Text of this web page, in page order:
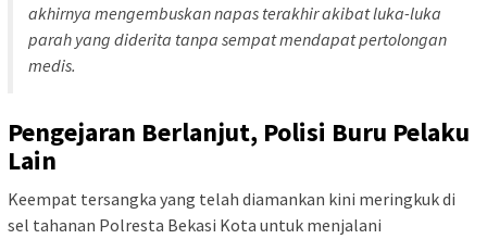
akhirnya mengembuskan napas terakhir akibat luka-luka
parah yang diderita tanpa sempat mendapat pertolongan
medis.
Pengejaran Berlanjut, Polisi Buru Pelaku
Lain
Keempat tersangka yang telah diamankan kini meringkuk di
sel tahanan Polresta Bekasi Kota untuk menjalani